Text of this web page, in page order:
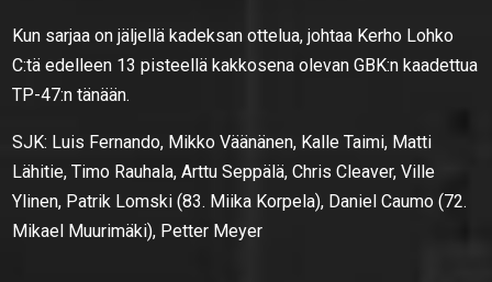
Kun sarjaa on jäljellä kadeksan ottelua, johtaa Kerho Lohko
C:tä edelleen 13 pisteellä kakkosena olevan GBK:n kaadettua
TP-47:n tänään.
SJK: Luis Fernando, Mikko Väänänen, Kalle Taimi, Matti
Lähitie, Timo Rauhala, Arttu Seppälä, Chris Cleaver, Ville
Ylinen, Patrik Lomski (83. Miika Korpela), Daniel Caumo (72.
Mikael Muurimäki), Petter Meyer